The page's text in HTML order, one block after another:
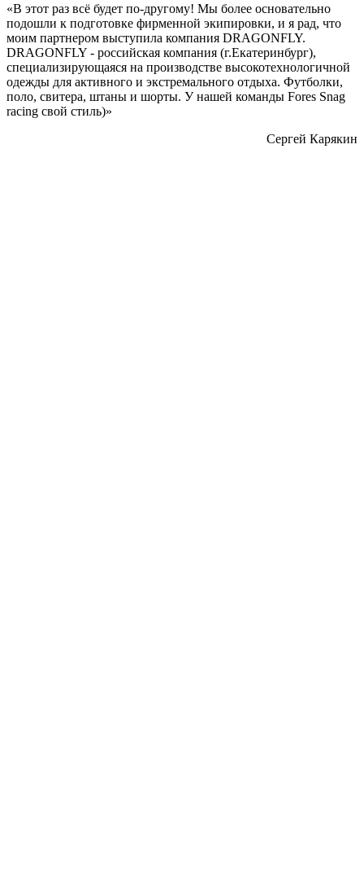
«В этот раз всё будет по-другому! Мы более основательно
подошли к подготовке фирменной экипировки, и я рад, что
моим партнером выступила компания DRAGONFLY.
DRAGONFLY - российская компания (г.Екатеринбург),
специализирующаяся на производстве высокотехнологичной
одежды для активного и экстремального отдыха. Футболки,
поло, свитера, штаны и шорты. У нашей команды Fores Snag
racing свой стиль)»
Сергей Карякин